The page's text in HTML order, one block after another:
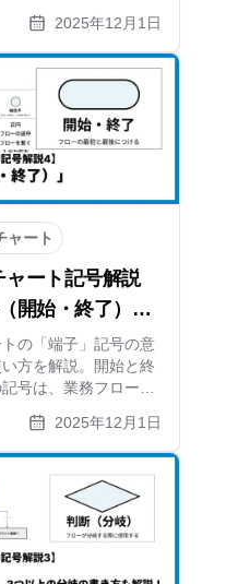
ロー図を階層化し、ス
るための使い方やルー
。Excelでは面倒な
、作図ツールならスム
ツも紹介。
2025年12月1日
ャート
ャート記号解説
開始・終了）」
方と書き方ルー
の「端子」記号の意
方を解説。開始と終
号は、業務フロー図
、他の記号との違いを
かりやすく紹介しま
ルxGrapherでの活用法
2025年12月1日